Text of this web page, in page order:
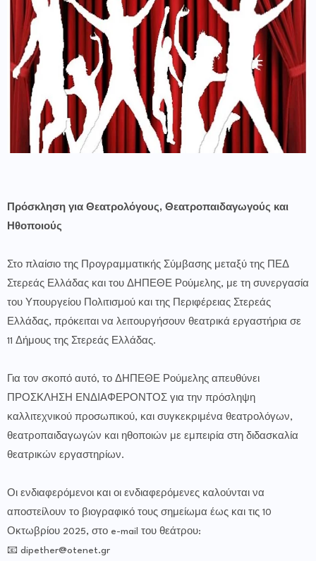
Πρόσκληση για Θεατρολόγους, Θεατροπαιδαγωγούς και
Ηθοποιούς
Στο πλαίσιο της Προγραμματικής Σύμβασης μεταξύ της ΠΕΔ
Στερεάς Ελλάδας και του ΔΗΠΕΘΕ Ρούμελης, με τη συνεργασία
του Υπουργείου Πολιτισμού και της Περιφέρειας Στερεάς
Ελλάδας, πρόκειται να λειτουργήσουν θεατρικά εργαστήρια σε
11 Δήμους της Στερεάς Ελλάδας.
Για τον σκοπό αυτό, το ΔΗΠΕΘΕ Ρούμελης απευθύνει
ΠΡΟΣΚΛΗΣΗ ΕΝΔΙΑΦΕΡΟΝΤΟΣ για την πρόσληψη
καλλιτεχνικού προσωπικού, και συγκεκριμένα θεατρολόγων,
θεατροπαιδαγωγών και ηθοποιών με εμπειρία στη διδασκαλία
θεατρικών εργαστηρίων.
Οι ενδιαφερόμενοι και οι ενδιαφερόμενες καλούνται να
αποστείλουν το βιογραφικό τους σημείωμα έως και τις 10
Οκτωβρίου 2025, στο e-mail του θεάτρου:
📧 dipether@otenet.gr